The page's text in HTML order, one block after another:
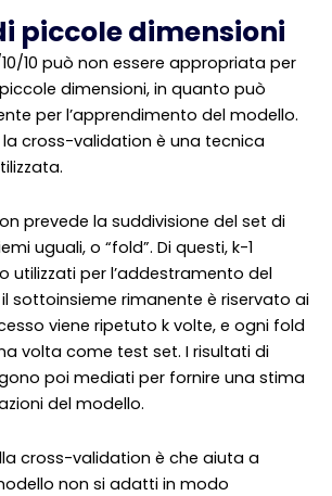
piccole dimensioni
10 può non essere appropriata per
dimensioni, in quanto può
per l’apprendimento del modello.
la cross-validation è una tecnica
prevede la suddivisione del set di
uguali, o “fold”. Di questi, k-1
utilizzati per l’addestramento del
sottoinsieme rimanente è riservato ai
viene ripetuto k volte, e ogni fold
volta come test set. I risultati di
poi mediati per fornire una stima
del modello.
cross-validation è che aiuta a
non si adatti in modo